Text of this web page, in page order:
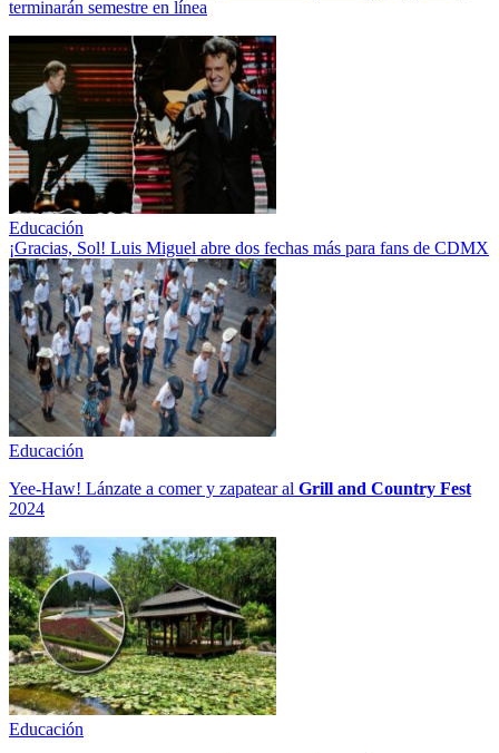
terminarán semestre en línea
Educación
¡Gracias, Sol! Luis Miguel abre dos fechas más para fans de CDMX
Educación
Yee-Haw! Lánzate a comer y zapatear al Grill and Country Fest
2024
Educación